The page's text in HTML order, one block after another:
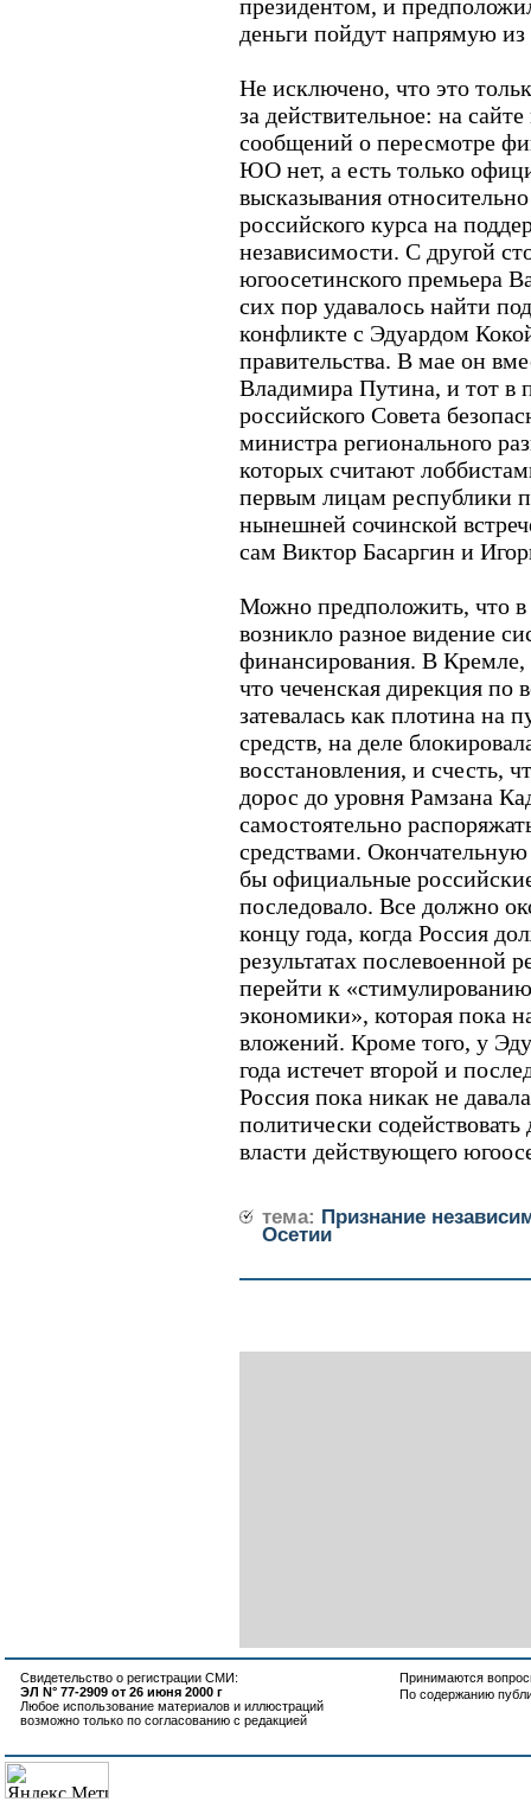
президентом, и
деньги пойдут напрямую
Не исключено, что это
за действительное: на
сообщений о пересмотре
ЮО нет, а есть только
высказывания
российского курса на
независимости. С другой
югоосетинского премьера
сих пор удавалось найти
конфликте с Эдуардом
правительства. В мае он
Владимира Путина, и тот в
российского Совета
министра регионального
которых считают
первым лицам республики
нынешней сочинской
сам Виктор Басаргин и
Можно предположить, что
возникло разное видение
финансирования. В
что чеченская дирекция по
затевалась как плотина на
средств, на деле
восстановления, и счесть,
дорос до уровня Рамзана
самостоятельно
средствами.
бы официальные
последовало. Все должно
концу года, когда Россия
результатах
перейти к
экономики», которая пока
вложений. Кроме того, у
года истечет второй и
Россия пока никак не
политически
власти действующего
тема: Признание
Осетии
Свидетельство о регистрации СМИ:
ЭЛ N° 77-2909 от 26 июня 2000 г
Любое использование материалов и иллюстраций
возможно только по согласованию с редакцией
Принимаются
По содержанию